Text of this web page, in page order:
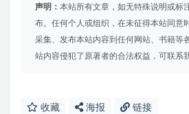
声明： 本站所有文章，如无特殊说明或标
布。任何个人或组织，在未征得本站同意
采集、发布本站内容到任何网站、书籍等
站内容侵犯了原著者的合法权益，可联系
收藏 海报 链接